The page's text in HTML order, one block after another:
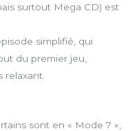
surtout Mega CD) est
simplifié, qui
du premier jeu,
sont en « Mode 7 »,